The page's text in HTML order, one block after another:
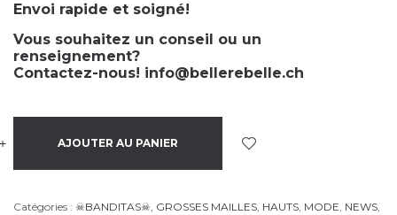
Envoi rapide et soigné!
Vous souhaitez un conseil ou un
renseignement?
Contactez-nous! info@bellerebelle.ch
+ AJOUTER AU PANIER
Catégories : ☠BANDITAS☠, GROSSES MAILLES, HAUTS, MODE, NEWS,